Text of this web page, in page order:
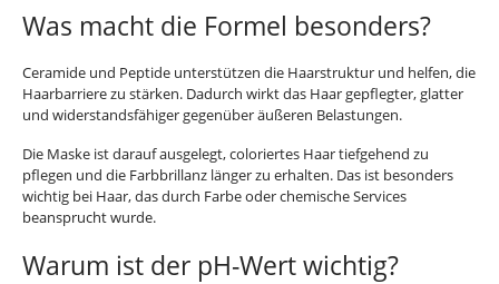
Was macht die Formel besonders?
Ceramide und Peptide unterstützen die Haarstruktur und helfen, die
Haarbarriere zu stärken. Dadurch wirkt das Haar gepflegter, glatter
und widerstandsfähiger gegenüber äußeren Belastungen.
Die Maske ist darauf ausgelegt, coloriertes Haar tiefgehend zu
pflegen und die Farbbrillanz länger zu erhalten. Das ist besonders
wichtig bei Haar, das durch Farbe oder chemische Services
beansprucht wurde.
Warum ist der pH-Wert wichtig?